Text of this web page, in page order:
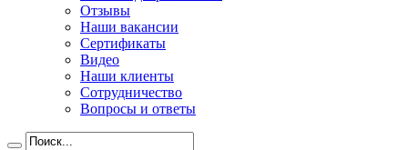
Отзывы
Наши вакансии
Сертификаты
Видео
Наши клиенты
Сотрудничество
Вопросы и ответы